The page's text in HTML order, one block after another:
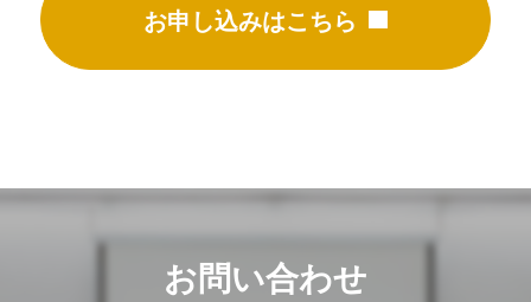
お申し込みはこちら
お問い合わせ